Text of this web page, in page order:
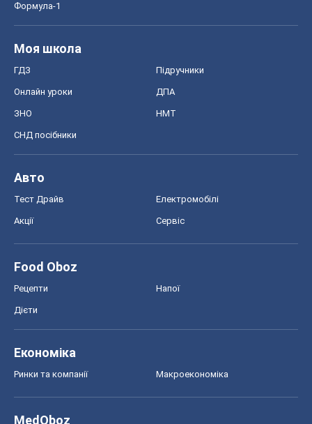
Формула-1
Моя школа
ГДЗ Підручники
Онлайн уроки ДПА
ЗНО НМТ
СНД посібники
Авто
Тест Драйв Електромобілі
Акції Сервіс
Food Oboz
Рецепти Напої
Дієти
Економіка
Ринки та компанії Макроекономіка
MedOboz